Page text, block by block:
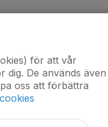
för att vår
dig. De används även
oss att förbättra